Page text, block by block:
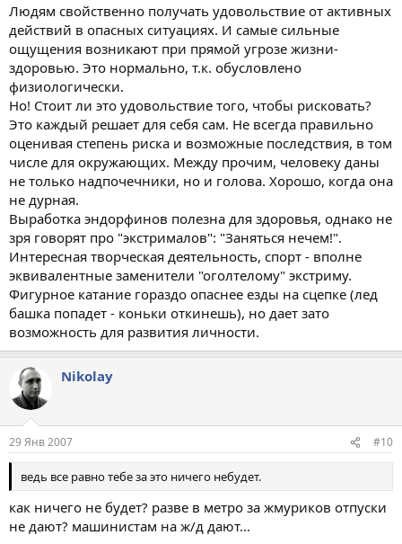
Людям свойственно получать удовольствие от активных
действий в опасных ситуациях. И самые сильные
ощущения возникают при прямой угрозе жизни-
здоровью. Это нормально, т.к. обусловлено
физиологически.
Но! Стоит ли это удовольствие того, чтобы рисковать?
Это каждый решает для себя сам. Не всегда правильно
оценивая степень риска и возможные последствия, в том
числе для окружающих. Между прочим, человеку даны
не только надпочечники, но и голова. Хорошо, когда она
не дурная.
Выработка эндорфинов полезна для здоровья, однако не
зря говорят про "экстрималов": "Заняться нечем!".
Интересная творческая деятельность, спорт - вполне
эквивалентные заменители "оголтелому" экстриму.
Фигурное катание гораздо опаснее езды на сцепке (лед
башка попадет - коньки откинешь), но дает зато
возможность для развития личности.
Nikolay
29 Янв 2007 #10
ведь все равно тебе за это ничего небудет.
как ничего не будет? разве в метро за жмуриков отпуски
не дают? машинистам на ж/д дают...